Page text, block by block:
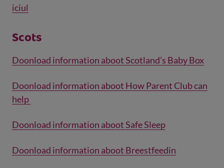
iciul
Scots
Doonload information aboot Scotland’s Baby Box
Doonload information aboot How Parent Club can
help
Doonload information aboot Safe Sleep
Doonload information aboot Breestfeedin